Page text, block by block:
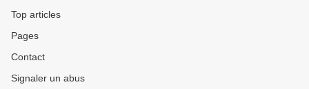
Top articles
Pages
Contact
Signaler un abus